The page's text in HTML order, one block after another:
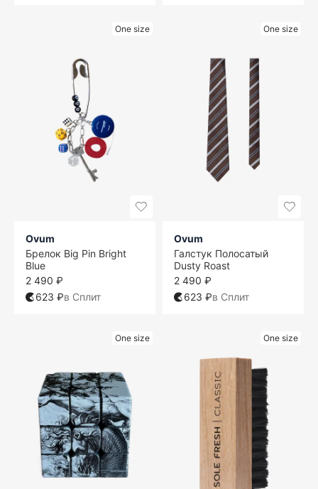
One size
Ovum
Брелок Big Pin Bright
Blue
2 490 ₽
623 ₽в Сплит
One size
Ovum
Галстук Полосатый
Dusty Roast
2 490 ₽
623 ₽в Сплит
One size One size